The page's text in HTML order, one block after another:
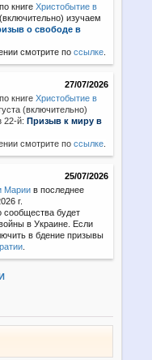
по книгеХристобытие в
(включительно) изучаем
о свободе в
смотрите поссылке
27/07/2026
по книгеХристобытие в
(включительно)
22-й:Призыв к миру в
смотрите поссылке
25/07/2026
Марии в последнее
г.
сообщества будет
в Украине. Если
в бдение призывы